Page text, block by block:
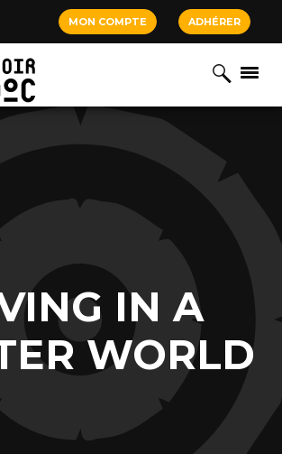
MON COMPTE ADHÉRER
IN A
WORLD
panel